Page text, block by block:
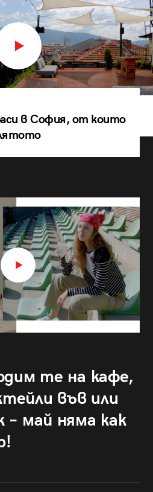
в София, от които
те на кафе,
във или
– май няма как